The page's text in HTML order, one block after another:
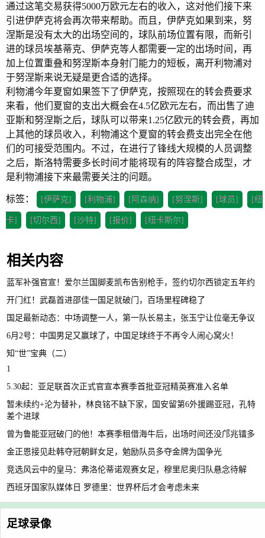
通过这笔交易获得5000万欧元左右的收入，这对他们接下来
引进伊萨克将会再次带来帮助。而且，伊萨克如果到来，努
涅斯是没有太大的出场空间的，球队前场位置有限，而新引
进的球员埃基蒂克、伊萨克等人都需要一定的出场时间，再
加上位置重叠和努涅斯本身射门能力的短板，离开利物浦对
于努涅斯来说无疑是更合适的选择。
利物浦今年夏窗如果签下了伊萨克，按照现在的转会费要求
来看，他们夏窗的支出大概会在4.5亿欧元左右，而出售了迪
亚斯和努涅斯之后，球队可以带来1.25亿欧元的转会费，再加
上其他的球员收入，利物浦这个夏窗的转会费支出完全在他
们的可接受范围内。不过，在进行了锋线大规模的人员调整
之后，斯洛特需要多长时间才能将现有的阵容整合成型，才
是利物浦接下来最需要关注的问题。
标签： [伊萨克] [利物浦] [阿森纳] [努涅斯] [球员] [纽
卡] [切尔西] [沙特] [报价] [纽卡斯尔]
相关内容
蓝军补强官宣！爱尔兰国脚麦凯布告别枪手，签约切尔西锁定五年约
开门红！武磊首进邵佳一国足就破门，百场里程碑稳了
国足最新动态：中场调整一人，第一队长易主，张玉宁让位毫无争议
6月2号：中国男足又赢球了，中国足球终于不再令人闹心窝火！
知“世”宝典（二）
1
5.30起：亚足联首次正式官宣本赛季首批亚冠精英赛准入名单
暂未续约+沦为替补，林良铭不缺下家，国安留第6外援踢亚冠，孔特
差个进球
曾为鲁能亚冠破门的他！本赛季租借海牛后，出场时间还没邝兆镭多
金正恩接见赴韩夺冠朝鲜女足，勉励队员多夺金牌为国争光
竞选风云中的皇马：弗洛伦蒂诺观赛女足，穆里尼奥归队悬念待解
西班牙国家队媒体日 罗德里：世界杯后才会考虑未来
足球录像